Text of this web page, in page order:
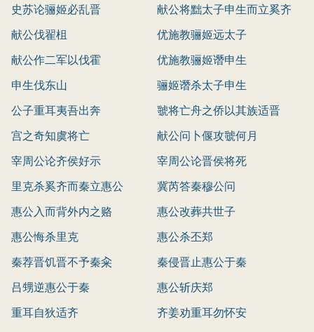
史苏论骊姬必乱晋
献公将黜太子申生而立奚齐
献公伐翟柤
优施教骊姬远太子
献公作二军以伐霍
优施教骊姬谮申生
申生伐东山
骊姬谮杀太子申生
公子重耳夷吾出奔
虢将亡舟之侨以其族适晋
宫之奇知虞将亡
献公问卜偃攻虢何月
宰周公论齐侯好示
宰周公论晋侯将死
里克杀奚齐而秦立惠公
冀芮答秦穆公问
惠公入而背外内之赂
惠公改葬共世子
惠公悔杀里克
惠公杀丕郑
秦荐晋饥晋不予秦籴
秦侵晋止惠公于秦
吕甥逆惠公于秦
惠公斩庆郑
重耳自狄适齐
齐姜劝重耳勿怀安